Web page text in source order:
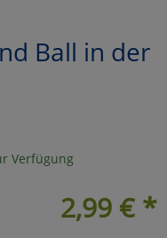
Ball in der
Verfügung
2,99 € *
Haupptseite